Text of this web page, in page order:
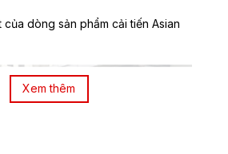
dòng sản phẩm cải tiến Asian
Xem thêm